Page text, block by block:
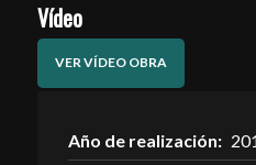
Vídeo
VER VÍDEO OBRA
Año de realización: